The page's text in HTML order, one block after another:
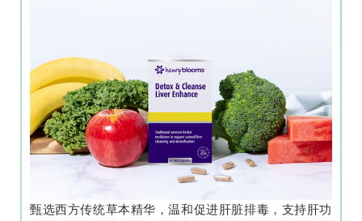
甄选西方传统草本精华，温和促进肝脏排毒，支持肝功